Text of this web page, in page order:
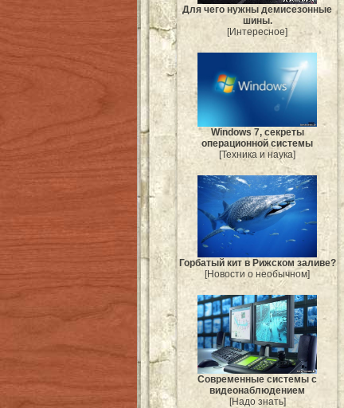
Для чего нужны демисезонные
шины.
[Интересное]
Windows 7, секреты
операционной системы
[Техника и наука]
Горбатый кит в Рижском заливе?
[Новости о необычном]
Современные системы с
видеонаблюдением
[Надо знать]